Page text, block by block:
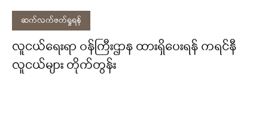
ဆက်လက်ဖတ်ရှုရန်
လူငယ်ရေးရာ ဝန်ကြီးဌာန ထားရှိပေးရန် ကရင်နီ
လူငယ်များ တိုက်တွန်း